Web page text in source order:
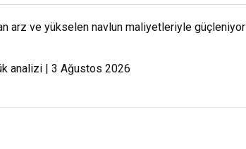
arz ve yükselen navlun maliyetleriyle güçleniyor
analizi | 3 Ağustos 2026